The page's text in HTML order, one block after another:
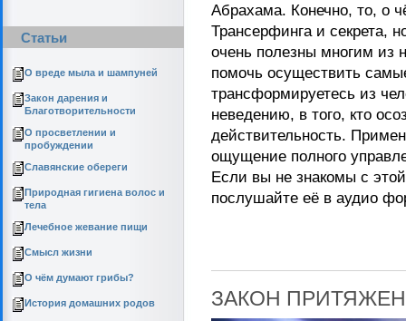
Статьи
О вреде мыла и шампуней
Закон дарения и
Благотворительности
О просветлении и
пробуждении
Славянские обереги
Природная гигиена волос и
тела
Лечебное жевание пищи
Смысл жизни
О чём думают грибы?
История домашних родов
Абрахама. Конечно, то, о
Трансерфинга и секрета,
очень полезны многим из
помочь осуществить
трансформируетесь из
неведению, в того, кто
действительность.
ощущение полного
Если вы не знакомы с
послушайте её в аудио
ЗАКОН